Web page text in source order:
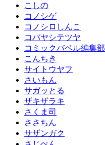
こしの
コノシゲ
コノシロしんこ
コバヤシテツヤ
コミックバベル編集部
こんちき
サイトウヤフ
さいもん
サガッとる
ザキザラキ
さくま司
ささちん
サザンガク